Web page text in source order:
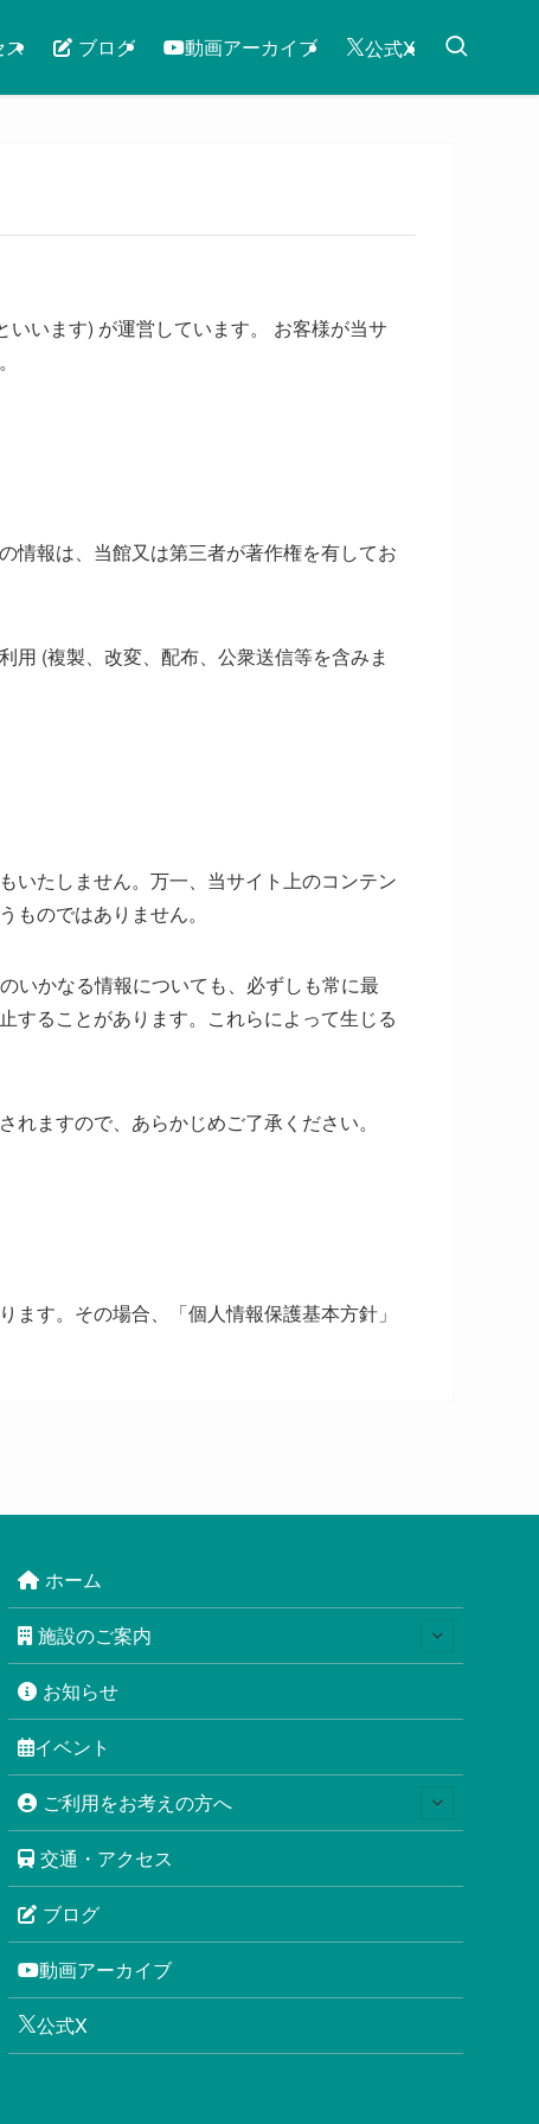
ス ブログ 動画アーカイブ 公式X
います) が運営しています。 お客様が当サ
情報は、当館又は第三者が著作権を有してお
(複製、改変、配布、公衆送信等を含みま
いたしません。万一、当サイト上のコンテン
のではありません。
いかなる情報についても、必ずしも常に最
することがあります。これらによって生じる
ますので、あらかじめご了承ください。
す。その場合、「個人情報保護基本方針」
ホーム
施設のご案内
お知らせ
イベント
ご利用をお考えの方へ
交通・アクセス
ブログ
動画アーカイブ
公式X